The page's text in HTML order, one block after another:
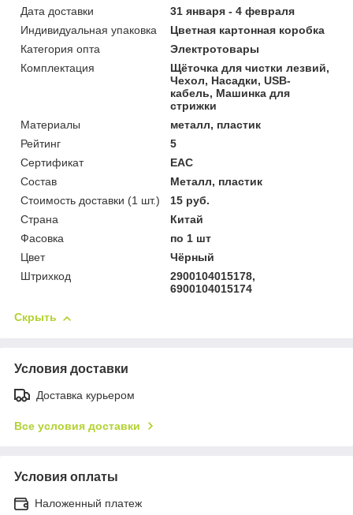
Дата доставки
31 января - 4 февраля
Индивидуальная упаковка
Цветная картонная коробка
Категория опта
Электротовары
Комплектация
Щёточка для чистки лезвий,
Чехол, Насадки, USB-
кабель, Машинка для
стрижки
Материалы
металл, пластик
Рейтинг
5
Сертификат
ЕАС
Состав
Металл, пластик
Стоимость доставки (1 шт.)
15 руб.
Страна
Китай
Фасовка
по 1 шт
Цвет
Чёрный
Штрихкод
2900104015178,
6900104015174
Скрыть
Условия доставки
Доставка курьером
Все условия доставки
Условия оплаты
Наложенный платеж